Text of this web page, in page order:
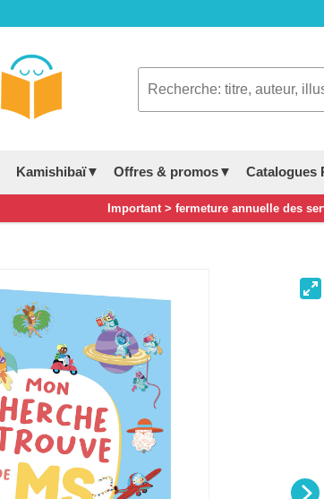
Kamishibaï▼ Offres & promos▼ Catalogues
Important > fermeture annuelle des